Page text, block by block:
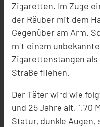
Zigaretten. Im Zuge
der Räuber mit dem
Gegenüber am Arm.
mit einem
Zigarettenstangen
Straße fliehen.
Der Täter wird wie
und 25 Jahre alt, 1,70
Statur, dunkle Augen,